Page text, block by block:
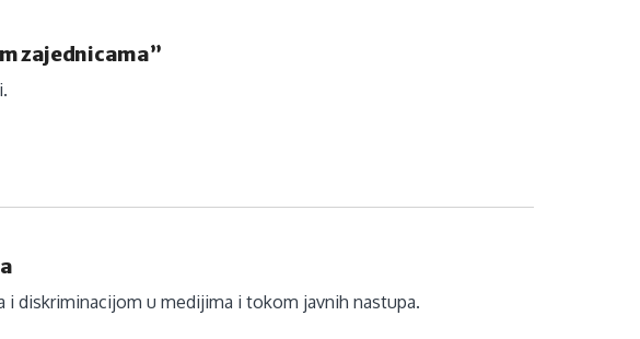
zajednicama”
diskriminacijom u medijima i tokom javnih nastupa.